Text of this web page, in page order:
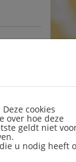
cookies
over hoe deze
geldt niet
u nodig heeft